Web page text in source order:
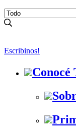
Escribinos!
Conocé